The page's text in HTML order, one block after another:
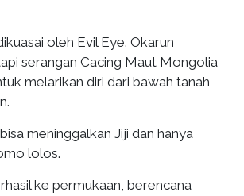
oleh Evil Eye. Okarun
serangan Cacing Maut Mongolia
melarikan diri dari bawah tanah
meninggalkan Jiji dan hanya
lolos.
ke permukaan, berencana